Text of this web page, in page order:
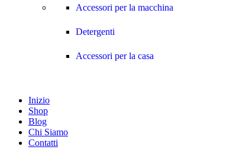
Accessori per la macchina
Detergenti
Accessori per la casa
Inizio
Shop
Blog
Chi Siamo
Contatti